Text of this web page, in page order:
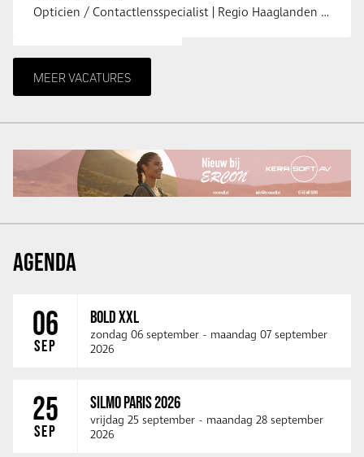
Opticien / Contactlensspecialist | Regio Haaglanden & Rotterdam Saludos uit …
MEER VACATURES
AGENDA
06
SEP
BOLD XXL
zondag 06 september - maandag 07 september
2026
25
SEP
SILMO PARIS 2026
vrijdag 25 september - maandag 28 september
2026